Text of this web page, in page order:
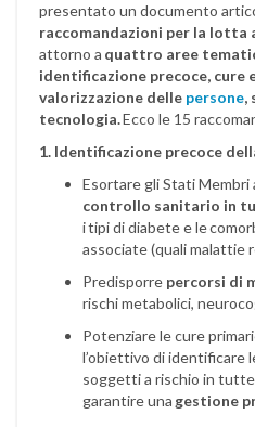
presentato un documento
raccomandazioni per la lotta
attorno a quattro aree
identificazione precoce, cure
valorizzazione delle persone,
tecnologia.Ecco le 15
1. Identificazione precoce
Esortare gli Stati
controllo sanitario in
i tipi di diabete e le
associate (quali malattie
Predisporre percorsi di
rischi metabolici,
Potenziare le cure
l’obiettivo di identificare
soggetti a rischio in
garantire una gestione